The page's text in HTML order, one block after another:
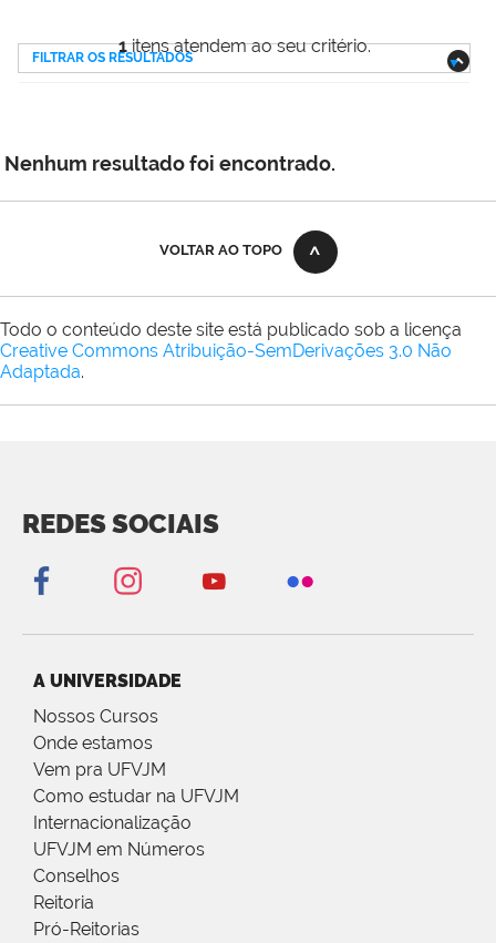
1itens atendem ao seu critério.
FILTRAR OS RESULTADOS
Nenhum resultado foi encontrado.
VOLTAR AO TOPO
Todo o conteúdo deste site está publicado sob a licença
Creative Commons Atribuição-SemDerivações 3.0 Não
Adaptada.
REDES SOCIAIS
A UNIVERSIDADE
Nossos Cursos
Onde estamos
Vem pra UFVJM
Como estudar na UFVJM
Internacionalização
UFVJM em Números
Conselhos
Reitoria
Pró-Reitorias